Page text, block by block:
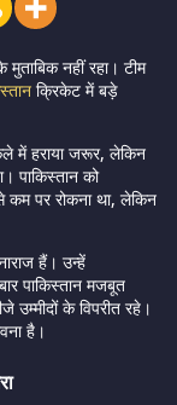
मुताबिक नहीं रहा। टीम
क्रिकेट में बड़े
में हराया जरूर, लेकिन
पाकिस्तान को
पर रोकना था, लेकिन
हैं। उन्हें
पाकिस्तान मजबूत
उम्मीदों के विपरीत रहे।
है।